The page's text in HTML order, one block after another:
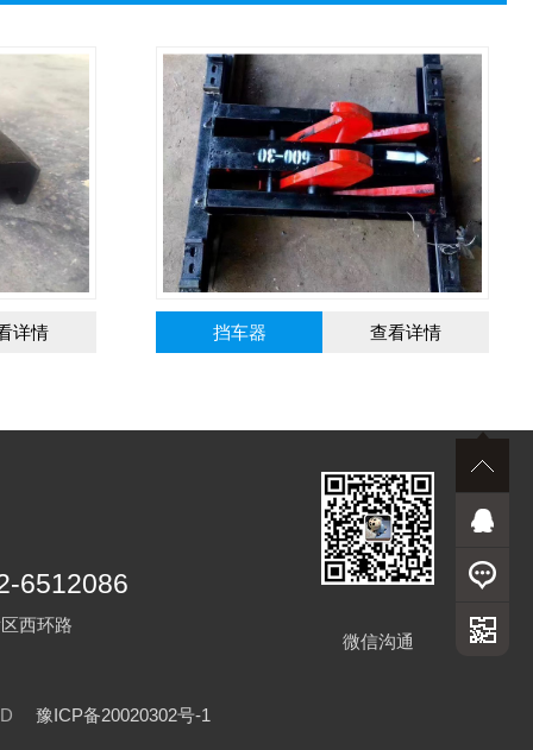
详情 螺旋道钉 查看详情
6512086
西环路
微信沟通
豫ICP备20020302号-1